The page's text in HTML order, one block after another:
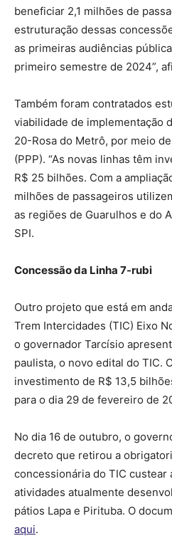
beneficiar 2,1 milhões de
estruturação dessas
as primeiras audiências
primeiro semestre de 2024”,
Também foram contratados
viabilidade de implementação
20-Rosa do Metrô, por meio
(PPP). “As novas linhas têm
R$ 25 bilhões. Com a
milhões de passageiros
as regiões de Guarulhos e do
SPI.
Concessão da Linha 7-rubi
Outro projeto que está em
Trem Intercidades (TIC) Eixo
o governador Tarcísio
paulista, o novo edital do TIC.
investimento de R$ 13,5
para o dia 29 de fevereiro de
No dia 16 de outubro, o
decreto que retirou a
concessionária do TIC custear
atividades atualmente
pátios Lapa e Pirituba. O
aqui.